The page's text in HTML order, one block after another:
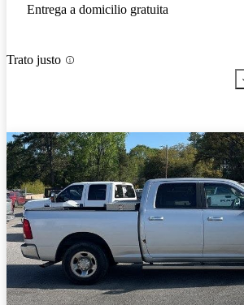
Entrega a domicilio gratuita
Trato justo